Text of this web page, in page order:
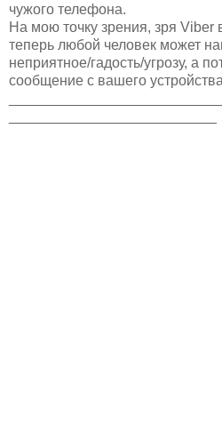
чужого телефона.
На мою точку зрения, зря Viber
теперь любой человек может
неприятное/гадость/угрозу, а
сообщение с вашего